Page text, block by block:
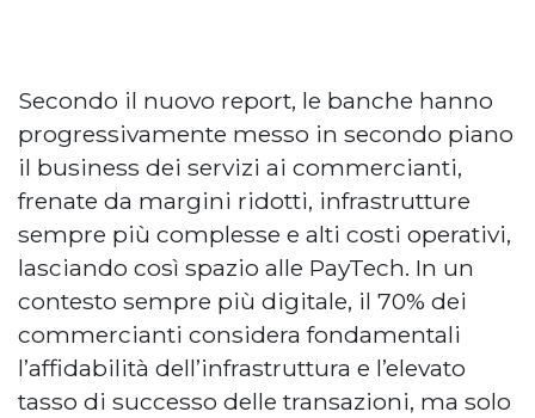
Secondo il nuovo report, le banche hanno
progressivamente messo in secondo piano
il business dei servizi ai commercianti,
frenate da margini ridotti, infrastrutture
sempre più complesse e alti costi operativi,
lasciando così spazio alle PayTech. In un
contesto sempre più digitale, il 70% dei
commercianti considera fondamentali
l’affidabilità dell’infrastruttura e l’elevato
tasso di successo delle transazioni, ma solo